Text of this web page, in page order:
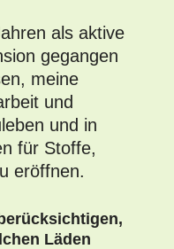
als aktive
gegan­gen
meine
und
und in
für Stoffe,
eröff­nen.
Läden